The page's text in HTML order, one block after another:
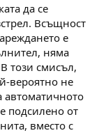
да се
Всъщност
е
няма
този смисъл,
вероятно не
автоматичното
подсилено от
вместо с